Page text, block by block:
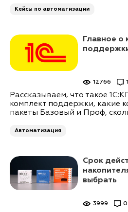
Кейсы по автоматизации
Главное о
12766 1
Рассказываем, что такое
комплект поддержки, какие
пакеты Базовый и Проф,
Автоматизация
Срок
выбрать
3999 0